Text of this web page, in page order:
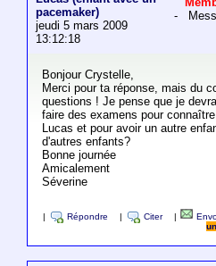
pacemaker)
jeudi 5 mars 2009
13:12:18
-
Bonjour Crystelle,
Merci pour ta réponse, mais du
questions ! Je pense que je
faire des examens pour
Lucas et pour avoir un autre
d'autres enfants?
Bonne journée
Amicalement
Séverine
Répondre Citer